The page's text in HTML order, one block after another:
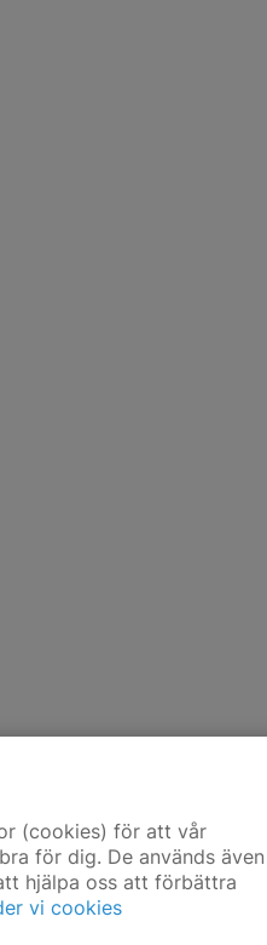
(cookies) för att vår
för dig. De används även
hjälpa oss att förbättra
vi cookies